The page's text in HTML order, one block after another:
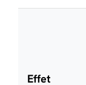
Effet